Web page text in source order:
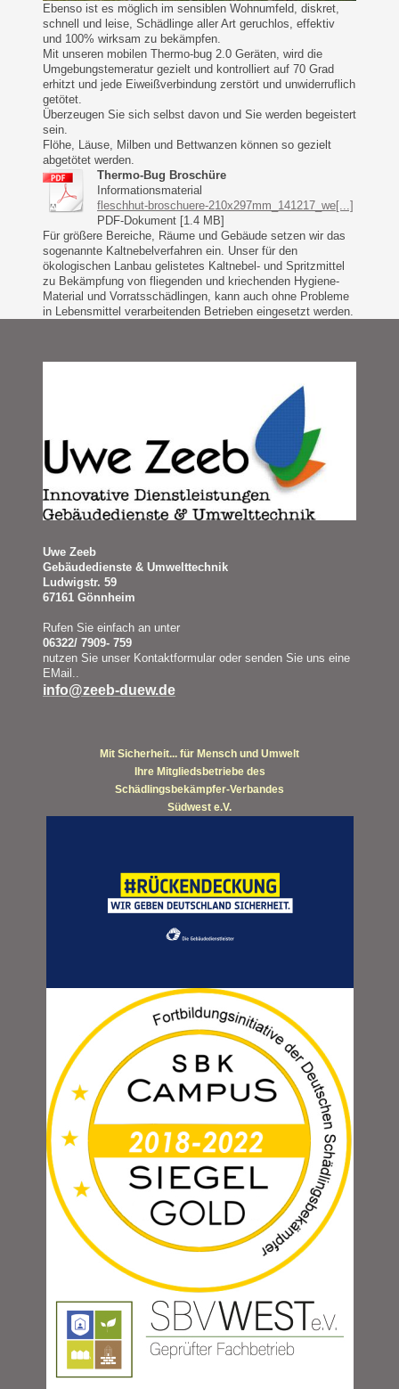
Ebenso ist es möglich im sensiblen Wohnumfeld, diskret,
schnell und leise, Schädlinge aller Art geruchlos, effektiv
und 100% wirksam zu bekämpfen.
Mit unseren mobilen Thermo-bug 2.0 Geräten, wird die
Umgebungstemeratur gezielt und kontrolliert auf 70 Grad
erhitzt und jede Eiweißverbindung zerstört und unwiderruflich
getötet.
Überzeugen Sie sich selbst davon und Sie werden begeistert
sein.
Flöhe, Läuse, Milben und Bettwanzen können so gezielt
abgetötet werden.
Thermo-Bug Broschüre
Informationsmaterial
fleschhut-broschuere-210x297mm_141217_we[...]
PDF-Dokument [1.4 MB]
Für größere Bereiche, Räume und Gebäude setzen wir das
sogenannte Kaltnebelverfahren ein. Unser für den
ökologischen Lanbau gelistetes Kaltnebel- und Spritzmittel
zu Bekämpfung von fliegenden und kriechenden Hygiene-
Material und Vorratsschädlingen, kann auch ohne Probleme
in Lebensmittel verarbeitenden Betrieben eingesetzt werden.
Uwe Zeeb
Gebäudedienste & Umwelttechnik
Ludwigstr. 59
67161 Gönnheim
Rufen Sie einfach an unter
06322/ 7909- 759
nutzen Sie unser Kontaktformular oder senden Sie uns eine
EMail..
info@zeeb-duew.de
Mit Sicherheit... für Mensch und Umwelt
Ihre Mitgliedsbetriebe des
Schädlingsbekämpfer-Verbandes
Südwest e.V.